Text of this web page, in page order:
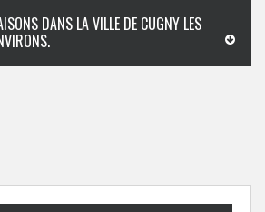
DANS LA VILLE DE CUGNY LES